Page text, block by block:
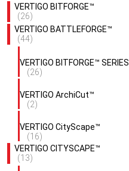
VERTIGO BITFORGE™
(26)
VERTIGO BATTLEFORGE™
(44)
VERTIGO BITFORGE™ SERIES
(26)
VERTIGO ArchiCut™
(2)
VERTIGO CityScape™
(16)
VERTIGO CITYSCAPE™
(13)